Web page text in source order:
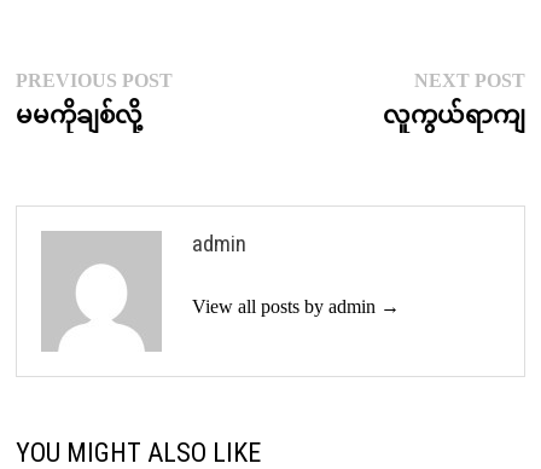
Post
navigation
PREVIOUS POSTPrevious
မမကိုချစ်လို့
NEXT POST
လူကွယ်ရာကျ
admin
View all posts by admin →
YOU MIGHT ALSO LIKE